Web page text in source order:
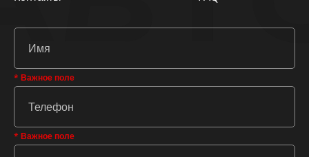
* Важное поле
* Важное поле